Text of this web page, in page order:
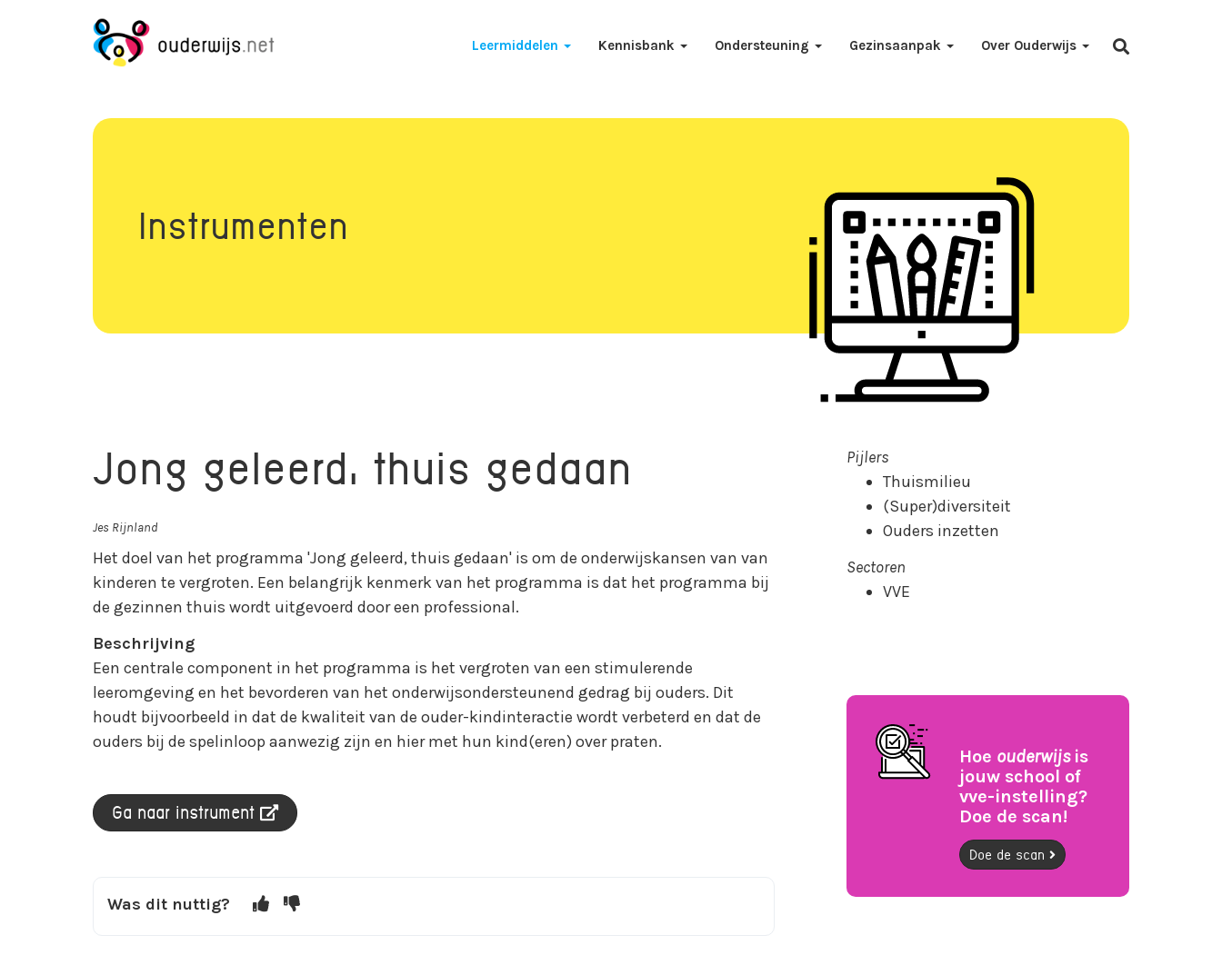
Leermiddelen Kennisbank Ondersteuning Gezinsaanpak Over Ouderwijs
Instrumenten
Jong geleerd, thuis gedaan
Jes Rijnland
Het doel van het programma 'Jong geleerd, thuis gedaan' is om de onderwijskansen van van
kinderen te vergroten. Een belangrijk kenmerk van het programma is dat het programma bij
de gezinnen thuis wordt uitgevoerd door een professional.
Beschrijving
Een centrale component in het programma is het vergroten van een stimulerende
leeromgeving en het bevorderen van het onderwijsondersteunend gedrag bij ouders. Dit
houdt bijvoorbeeld in dat de kwaliteit van de ouder-kindinteractie wordt verbeterd en dat de
ouders bij de spelinloop aanwezig zijn en hier met hun kind(eren) over praten.
Ga naar instrument
Was dit nuttig?
Pijlers
Thuismilieu
(Super)diversiteit
Ouders inzetten
Sectoren
VVE
Hoe ouderwijs is
jouw school of
vve-instelling?
Doe de scan!
Doe de scan